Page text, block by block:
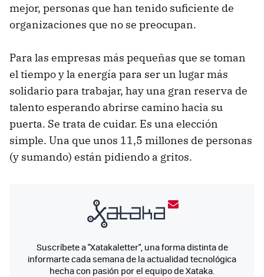
mejor, personas que han tenido suficiente de
organizaciones que no se preocupan.
Para las empresas más pequeñas que se toman
el tiempo y la energía para ser un lugar más
solidario para trabajar, hay una gran reserva de
talento esperando abrirse camino hacia su
puerta. Se trata de cuidar. Es una elección
simple. Una que unos 11,5 millones de personas
(y sumando) están pidiendo a gritos.
Suscríbete a "Xatakaletter", una forma distinta de
informarte cada semana de la actualidad tecnológica
hecha con pasión por el equipo de Xataka.